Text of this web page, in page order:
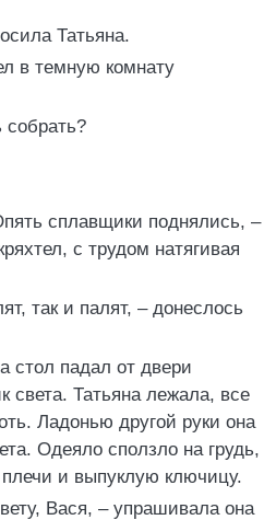
Татьяна.
в темную комнату
собрать?
сплавщики поднялись, –
с трудом натягивая
так и палят, – донеслось
стол падал от двери
света. Татьяна лежала, все
Ладонью другой руки она
Одеяло сползло на грудь,
и выпуклую ключицу.
Вася, – упрашивала она